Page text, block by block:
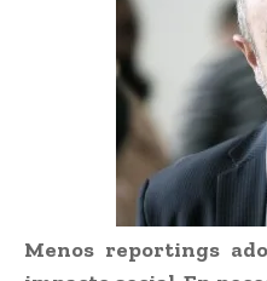
Menos reportings